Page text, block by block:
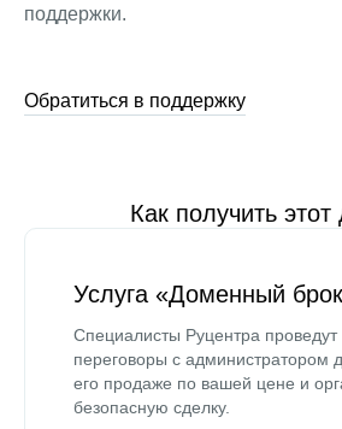
поддержки.
Обратиться в поддержку
Как получить
Услуга «Доменный
Специалисты Руцентра проведут
переговоры с администратором
его продаже по вашей цене и
безопасную сделку.